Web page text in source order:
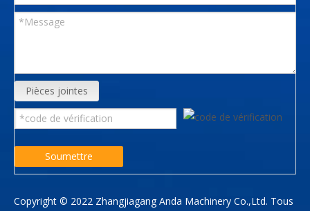
Pièces jointes
Soumettre
Copyright © 2022 Zhangjiagang Anda Machinery Co.,Ltd. Tous